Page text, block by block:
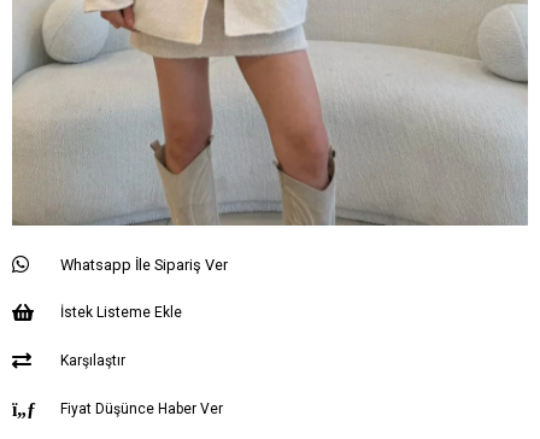
Whatsapp İle Sipariş Ver
İstek Listeme Ekle
Karşılaştır
Fiyat Düşünce Haber Ver